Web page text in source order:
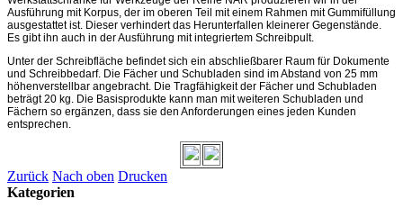
Ausführung mit Korpus, der im oberen Teil mit einem Rahmen mit Gummifüllung
ausgestattet ist. Dieser verhindert das Herunterfallen kleinerer Gegenstände.
Es gibt ihn auch in der Ausführung mit integriertem Schreibpult.
Unter der Schreibfläche befindet sich ein abschließbarer Raum für Dokumente
und Schreibbedarf. Die Fächer und Schubladen sind im Abstand von 25 mm
höhenverstellbar angebracht. Die Tragfähigkeit der Fächer und Schubladen
beträgt 20 kg. Die Basisprodukte kann man mit weiteren Schubladen und
Fächern so ergänzen, dass sie den Anforderungen eines jeden Kunden
entsprechen.
Zurück Nach oben Drucken
Kategorien